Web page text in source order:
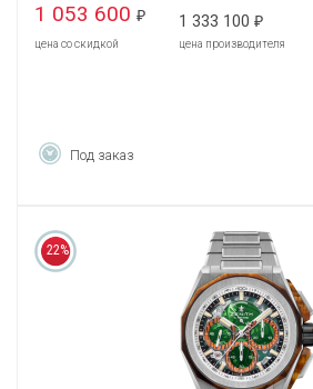
1 053 600 ₽
цена со скидкой
1 333 100 ₽
цена производителя
Под заказ
22%